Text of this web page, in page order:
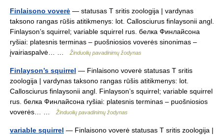
Finlaisono voverė — statusas T sritis zoologija | vardynas
taksono rangas rūšis atitikmenys: lot. Callosciurus finlaysonii angl.
Finlayson’s squirrel; variable squirrel rus. белка Финлайсона
ryšiai: platesnis terminas – puošniosios voverės sinonimas –
įvairiaspalvė… …
Žinduolių pavadinimų žodynas
Finlayson’s squirrel — Finlaisono voverė statusas T sritis
zoologija | vardynas taksono rangas rūšis atitikmenys: lot.
Callosciurus finlaysonii angl. Finlayson’s squirrel; variable squirrel
rus. белка Финлайсона ryšiai: platesnis terminas – puošniosios
voverės… …
Žinduolių pavadinimų žodynas
variable squirrel — Finlaisono voverė statusas T sritis zoologija |